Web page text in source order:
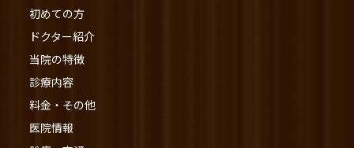
初めての方
ドクター紹介
当院の特徴
診療内容
料金・その他
医院情報